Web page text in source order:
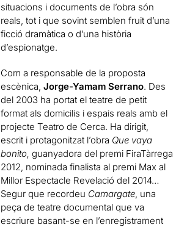
situacions i documents de l’obra són
reals, tot i que sovint semblen fruit d’una
ficció dramàtica o d’una història
d’espionatge.
Com a responsable de la proposta
escènica,Jorge-Yamam Serrano. Des
del 2003 ha portat el teatre de petit
format als domicilis i espais reals amb el
projecte Teatro de Cerca. Ha dirigit,
escrit i protagonitzat l’obra Que vaya
bonito, guanyadora del premi FiraTàrrega
2012, nominada finalista al premi Max al
Millor Espectacle Revelació del 2014…
Segur que recordeu Camargate , una
peça de teatre documental que va
escriure basant-se en l’enregistrament